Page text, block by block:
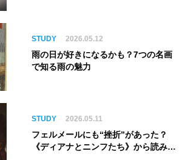
ム】
STUDY 2026.05.12
雨の日が好きになるかも？7つの名画
で知る雨の魅力
STUDY 2026.05.11
フェルメールにも“挫折”があった？
《ディアナとニンフたち》から読み解